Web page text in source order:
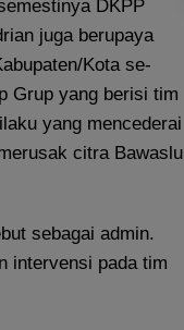
DKPP
juga berupaya
Kota se-
Grup yang berisi tim
yang mencederai
citra Bawaslu
sebagai admin.
intervensi pada tim